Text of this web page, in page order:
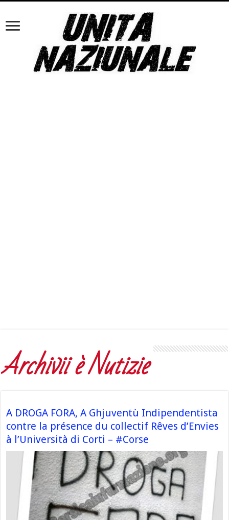
Archivii è Nutizie
A DROGA FORA, A Ghjuventù Indipendentista
contre la présence du collectif Rêves d’Envies
à l’Università di Corti – #Corse